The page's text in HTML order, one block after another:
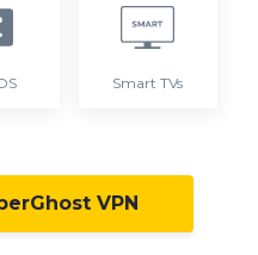
Smart TVs
VPN